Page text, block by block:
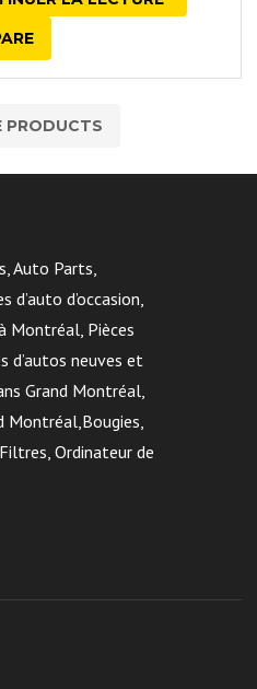
PRODUCTS
Auto Parts,
d’auto d’occasion,
Montréal, Pièces
d’autos neuves et
Grand Montréal,
Montréal,Bougies,
Ordinateur de